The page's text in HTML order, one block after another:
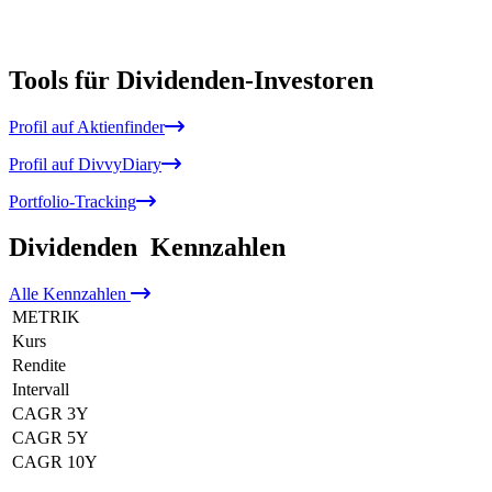
Tools für Dividenden-Investoren
Profil auf Aktienfinder
Profil auf DivvyDiary
Portfolio-Tracking
Dividenden Kennzahlen
Alle Kennzahlen
METRIK
Kurs
Rendite
Intervall
CAGR 3Y
CAGR 5Y
CAGR 10Y